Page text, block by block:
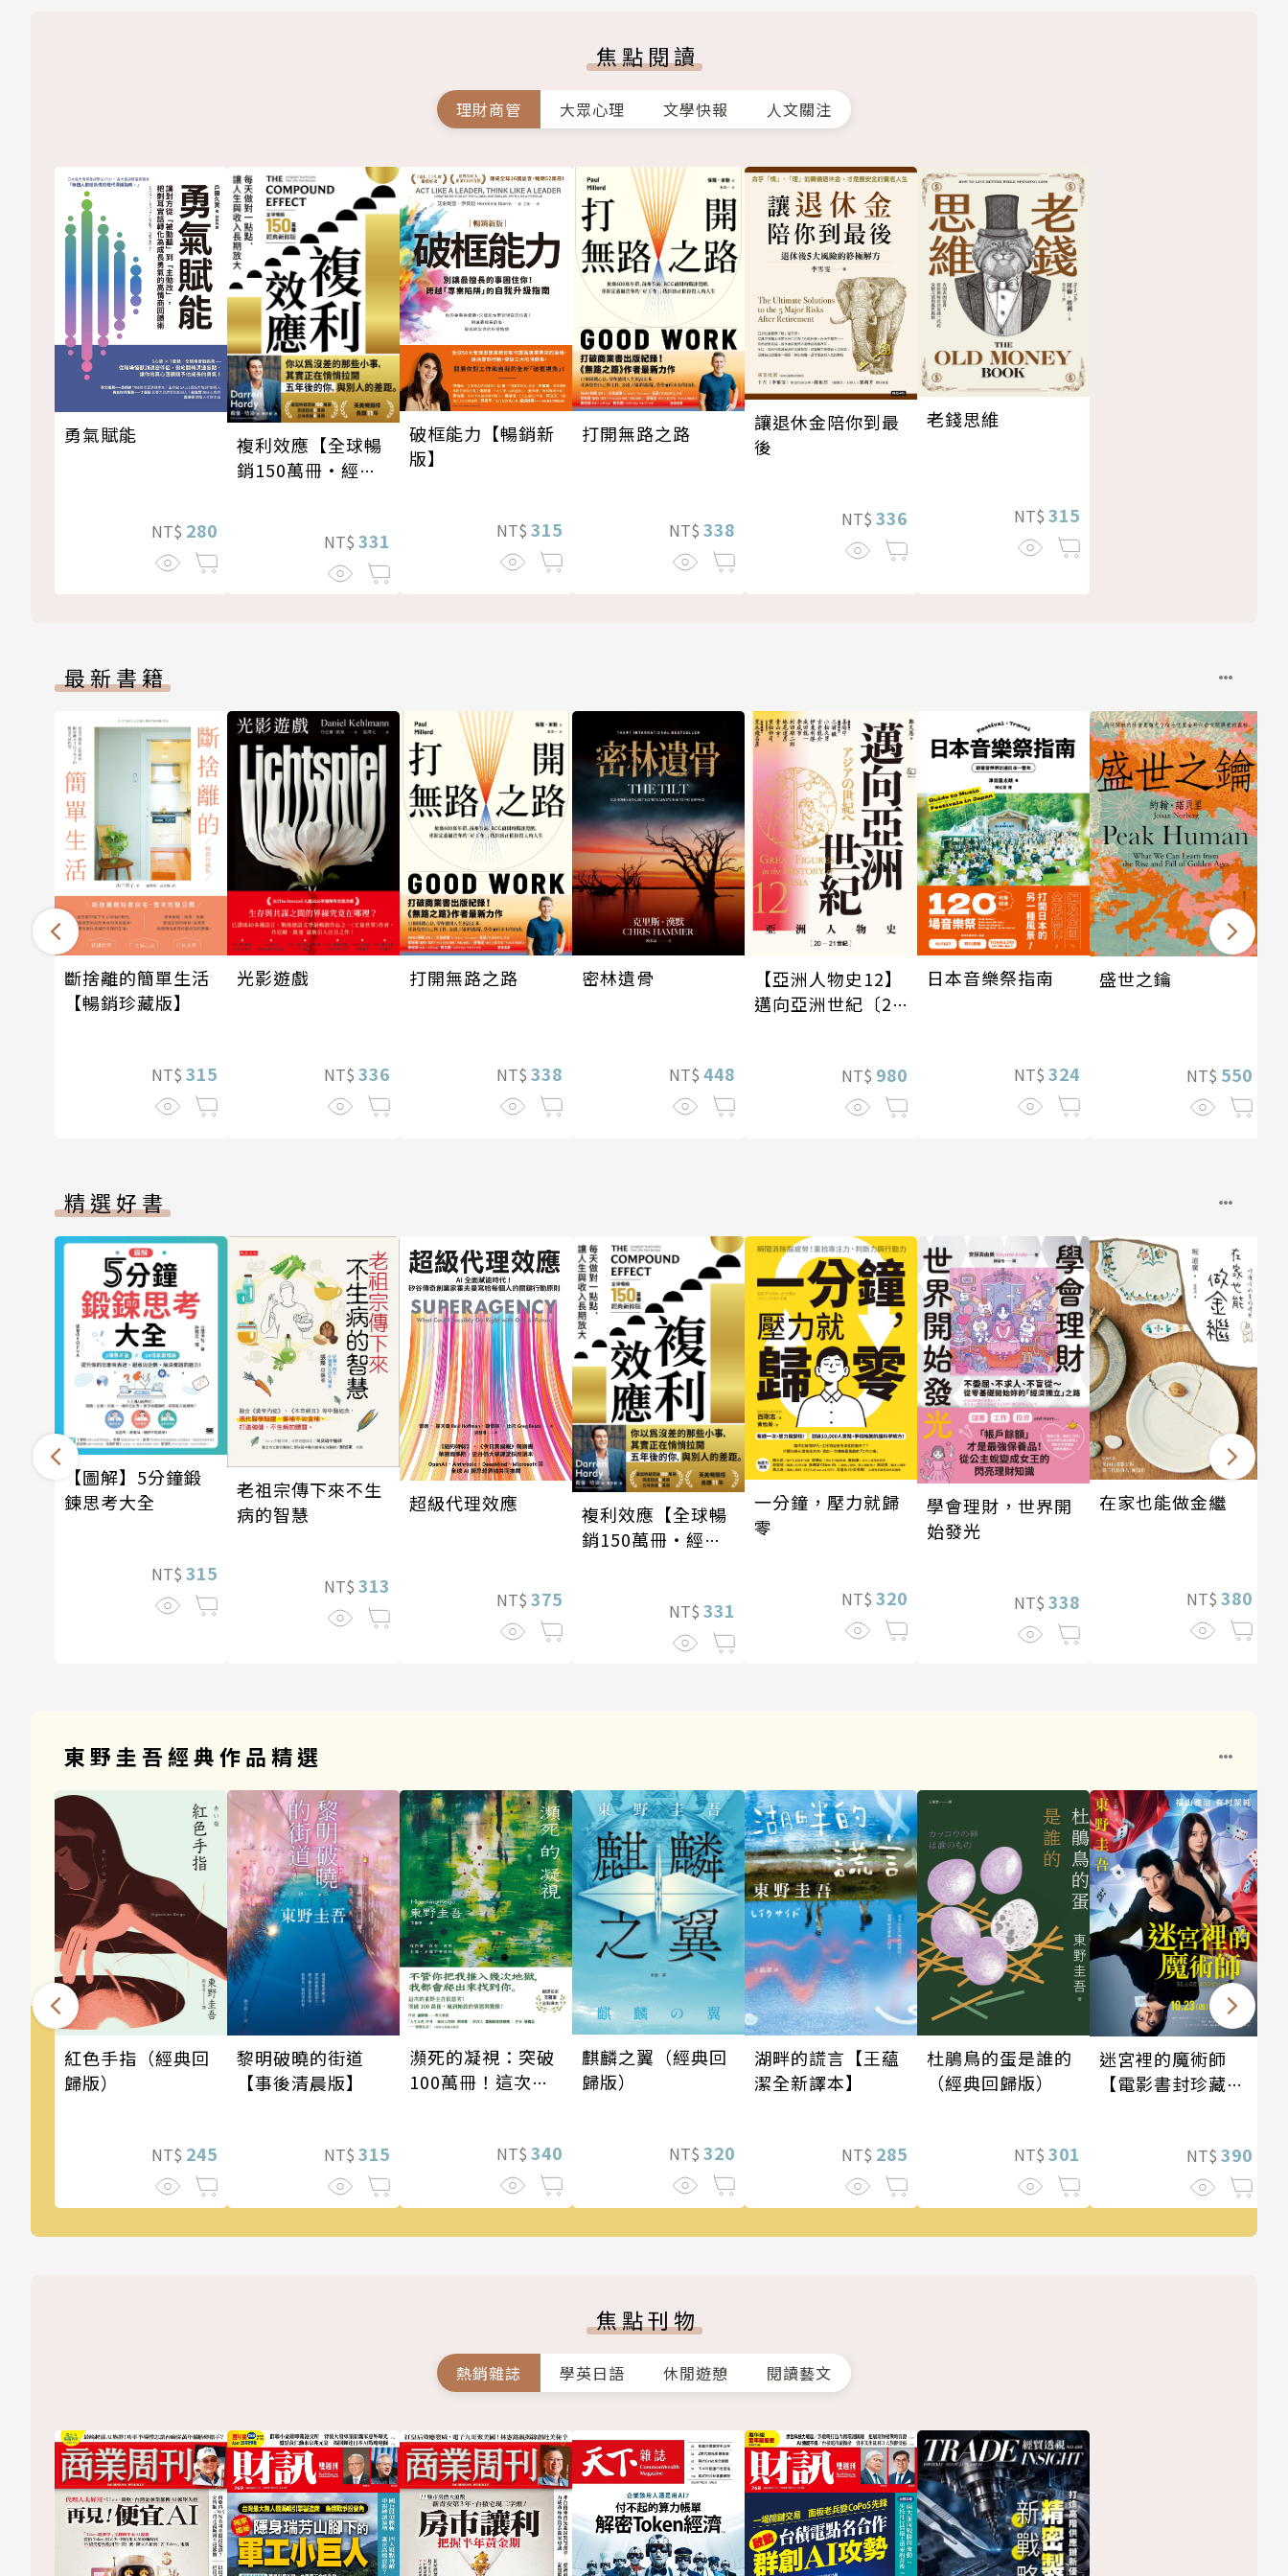
焦點閱讀
理財商管 大眾心理 文學快報 人文關注
勇氣賦能
NT$ 280
複利效應【全球暢
銷150萬冊・經典
NT$ 331
破框能力【暢銷新
版】
NT$ 315
打開無路之路
NT$ 338
讓退休金陪你到最
後
NT$ 336
老錢思維
NT$ 315
最新書籍
斷捨離的簡單生活
【暢銷珍藏版】
NT$ 315
光影遊戲
NT$ 336
打開無路之路
NT$ 338
密林遺骨
NT$ 448
【亞洲人物史12】
邁向亞洲世紀〔20
NT$ 980
日本音樂祭指南
NT$ 324
盛世之鑰
NT$ 550
精選好書
【圖解】5分鐘鍛
鍊思考大全
NT$ 315
老祖宗傳下來不生
病的智慧
NT$ 313
超級代理效應
NT$ 375
複利效應【全球暢
銷150萬冊・經典
NT$ 331
一分鐘，壓力就歸
零
NT$ 320
學會理財，世界開
始發光
NT$ 338
在家也能做金繼
NT$ 380
東野圭吾經典作品精選
紅色手指（經典回
歸版）
NT$ 245
黎明破曉的街道
【事後清晨版】
NT$ 315
瀕死的凝視：突破
100萬冊！這次的
NT$ 340
麒麟之翼（經典回
歸版）
NT$ 320
湖畔的謊言【王蘊
潔全新譯本】
NT$ 285
杜鵑鳥的蛋是誰的
（經典回歸版）
NT$ 301
迷宮裡的魔術師
【電影書封珍藏
NT$ 390
焦點刊物
熱銷雜誌 學英日語 休閒遊憩 閱讀藝文